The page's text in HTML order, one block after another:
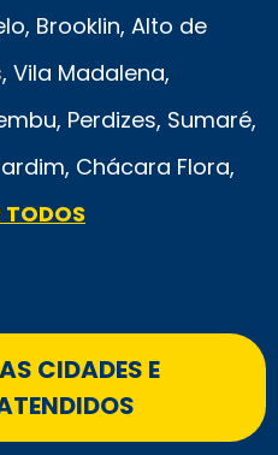
Brooklin, Alto de
Vila Madalena,
Perdizes, Sumaré,
Chácara Flora,
TODOS
CIDADES E